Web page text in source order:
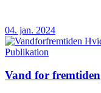
04. jan. 2024
Publikation
Vand for fremtiden